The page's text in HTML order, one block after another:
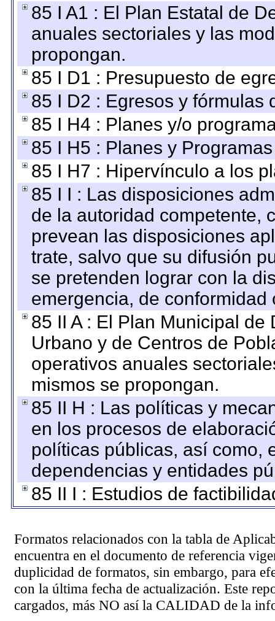
85 I A1 : El Plan Estatal de
anuales sectoriales y las
propongan.
85 I D1 : Presupuesto de
85 I D2 : Egresos y fórmulas
85 I H4 : Planes y/o
85 I H5 : Planes y
85 I H7 : Hipervínculo a los
85 I I : Las disposiciones
de la autoridad competente,
prevean las disposiciones
trate, salvo que su difusión
se pretenden lograr con la
emergencia, de
85 II A : El Plan Municipal
Urbano y de Centros de
operativos anuales
mismos se propongan.
85 II H : Las políticas y
en los procesos de
políticas públicas, así como,
dependencias y entidades
85 II I : Estudios de
Formatos relacionados con la tabla de
encuentra en el documento de referencia
duplicidad de formatos, sin embargo, para
con la última fecha de actualización. Este
cargados, más NO así la CALIDAD de la